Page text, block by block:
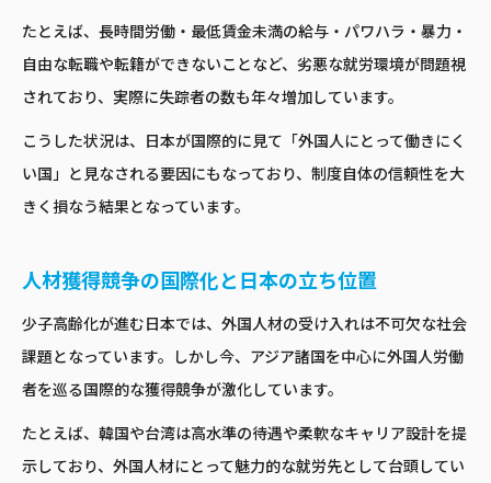
たとえば、長時間労働・最低賃金未満の給与・パワハラ・暴力・
自由な転職や転籍ができないことなど、劣悪な就労環境が問題視
されており、実際に失踪者の数も年々増加しています。
こうした状況は、日本が国際的に見て「外国人にとって働きにく
い国」と見なされる要因にもなっており、制度自体の信頼性を大
きく損なう結果となっています。
人材獲得競争の国際化と日本の立ち位置
少子高齢化が進む日本では、外国人材の受け入れは不可欠な社会
課題となっています。しかし今、アジア諸国を中心に外国人労働
者を巡る国際的な獲得競争が激化しています。
たとえば、韓国や台湾は高水準の待遇や柔軟なキャリア設計を提
示しており、外国人材にとって魅力的な就労先として台頭してい